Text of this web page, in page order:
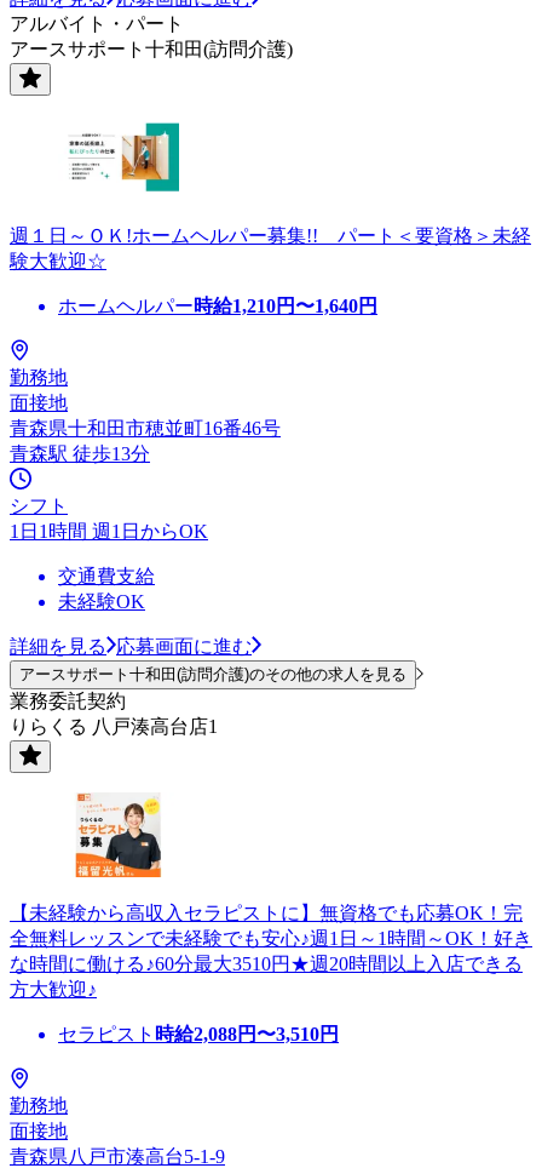
アルバイト・パート
アースサポート十和田(訪問介護)
週１日～ＯＫ!ホームヘルパー募集!! パート＜要資格＞未経
験大歓迎☆
ホームヘルパー時給1,210円〜1,640円
勤務地
面接地
青森県十和田市穂並町16番46号
青森駅 徒歩13分
シフト
1日1時間 週1日からOK
交通費支給
未経験OK
詳細を見る 応募画面に進む
アースサポート十和田(訪問介護)のその他の求人を見る
業務委託契約
りらくる 八戸湊高台店1
【未経験から高収入セラピストに】無資格でも応募OK！完
全無料レッスンで未経験でも安心♪週1日～1時間～OK！好き
な時間に働ける♪60分最大3510円★週20時間以上入店できる
方大歓迎♪
セラピスト 時給2,088円〜3,510円
勤務地
面接地
青森県八戸市湊高台5-1-9